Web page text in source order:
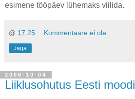
esimene tööpäev lühemaks viilida.
@ 17:25 Kommentaare ei ole:
Jaga
2006-10-04
Liiklusohutus Eesti moodi